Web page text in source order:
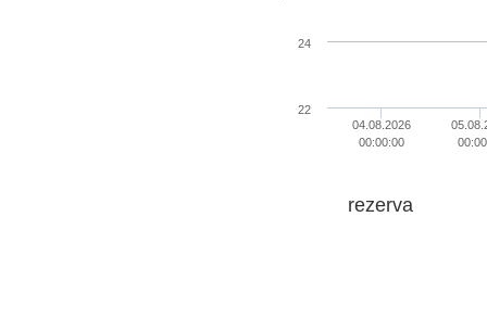
04.08.2026
00:00:00
22
24
rezerva